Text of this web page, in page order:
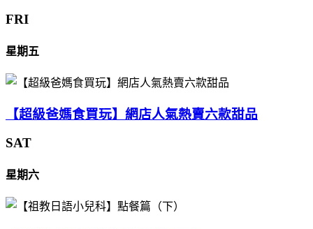
FRI
星期五
【超級爸媽食買玩】網店人氣熱賣六款甜品
SAT
星期六